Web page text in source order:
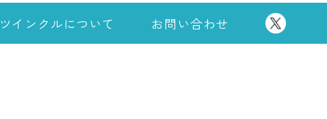
ツインクルについて お問い合わせ